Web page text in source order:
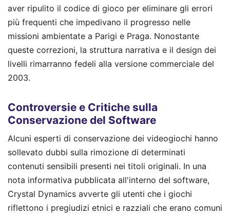
aver ripulito il codice di gioco per eliminare gli errori
più frequenti che impedivano il progresso nelle
missioni ambientate a Parigi e Praga. Nonostante
queste correzioni, la struttura narrativa e il design dei
livelli rimarranno fedeli alla versione commerciale del
2003.
Controversie e Critiche sulla
Conservazione del Software
Alcuni esperti di conservazione dei videogiochi hanno
sollevato dubbi sulla rimozione di determinati
contenuti sensibili presenti nei titoli originali. In una
nota informativa pubblicata all'interno del software,
Crystal Dynamics avverte gli utenti che i giochi
riflettono i pregiudizi etnici e razziali che erano comuni